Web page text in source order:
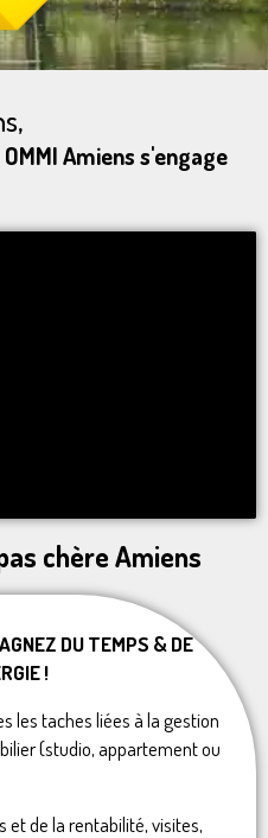
Amiens s'engage
chère Amiens
DU TEMPS & DE
!
les taches liées à la gestion
(studio, appartement ou
et de la rentabilité, visites,